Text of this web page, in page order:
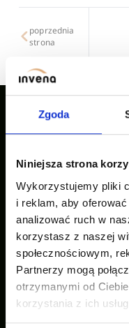
Zgoda
Niniejsza strona
Wykorzystujemy pliki
i reklam, aby
analizować ruch w
korzystasz z naszej
społecznościowym,
Partnerzy mogą
otrzymanymi od
korzystania z ich
poprzednia
strona